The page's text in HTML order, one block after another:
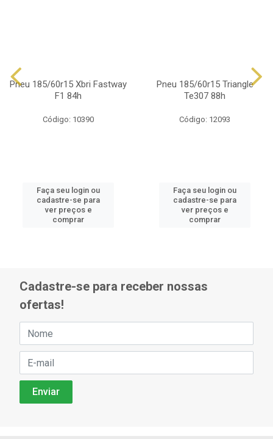
Pneu 185/60r15 Xbri Fastway
F1 84h
Código: 10390
Faça seu login ou
cadastre-se para
ver preços e
comprar
Pneu 185/60r15 Triangle
Te307 88h
Código: 12093
Faça seu login ou
cadastre-se para
ver preços e
comprar
Cadastre-se para receber nossas
ofertas!